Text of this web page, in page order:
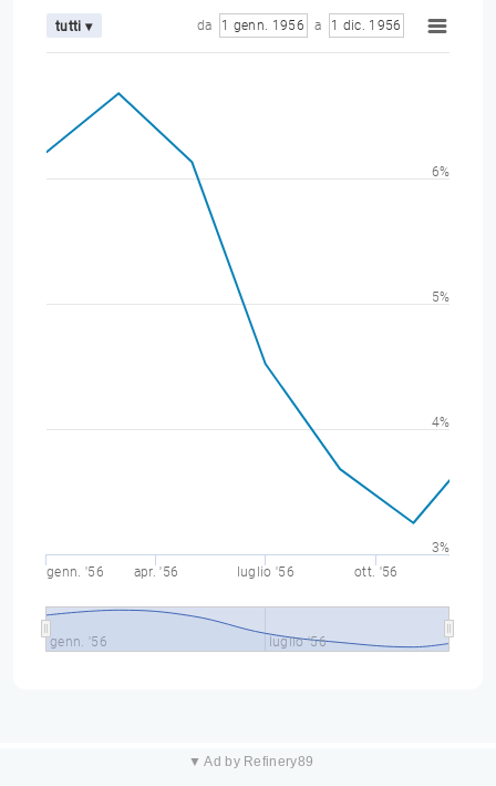
tutti ▾ da 1 genn. 1956 a 1 dic. 1956
genn. '56 apr. '56 luglio '56 ott. '56
genn. '56 luglio '56
3%
4%
5%
6%
▼ Ad by Refinery89